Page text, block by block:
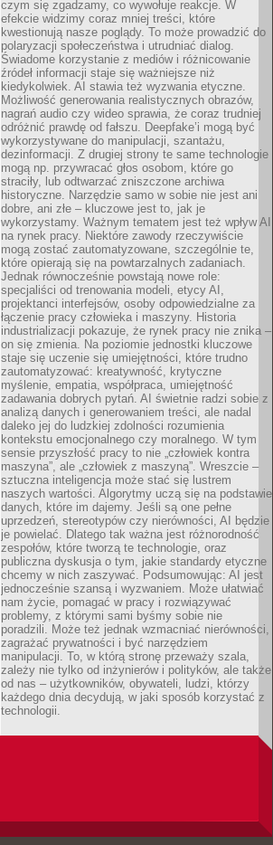
czym się zgadzamy, co wywołuje reakcje. W
efekcie widzimy coraz mniej treści, które
kwestionują nasze poglądy. To może prowadzić do
polaryzacji społeczeństwa i utrudniać dialog.
Świadome korzystanie z mediów i różnicowanie
źródeł informacji staje się ważniejsze niż
kiedykolwiek. AI stawia też wyzwania etyczne.
Możliwość generowania realistycznych obrazów,
nagrań audio czy wideo sprawia, że coraz trudniej
odróżnić prawdę od fałszu. Deepfake’i mogą być
wykorzystywane do manipulacji, szantażu,
dezinformacji. Z drugiej strony te same technologie
mogą np. przywracać głos osobom, które go
straciły, lub odtwarzać zniszczone archiwa
historyczne. Narzędzie samo w sobie nie jest ani
dobre, ani złe – kluczowe jest to, jak je
wykorzystamy. Ważnym tematem jest też wpływ AI
na rynek pracy. Niektóre zawody rzeczywiście
mogą zostać zautomatyzowane, szczególnie te,
które opierają się na powtarzalnych zadaniach.
Jednak równocześnie powstają nowe role:
specjaliści od trenowania modeli, etycy AI,
projektanci interfejsów, osoby odpowiedzialne za
łączenie pracy człowieka i maszyny. Historia
industrializacji pokazuje, że rynek pracy nie znika –
on się zmienia. Na poziomie jednostki kluczowe
staje się uczenie się umiejętności, które trudno
zautomatyzować: kreatywność, krytyczne
myślenie, empatia, współpraca, umiejętność
zadawania dobrych pytań. AI świetnie radzi sobie z
analizą danych i generowaniem treści, ale nadal
daleko jej do ludzkiej zdolności rozumienia
kontekstu emocjonalnego czy moralnego. W tym
sensie przyszłość pracy to nie „człowiek kontra
maszyna”, ale „człowiek z maszyną”. Wreszcie –
sztuczna inteligencja może stać się lustrem
naszych wartości. Algorytmy uczą się na podstawie
danych, które im dajemy. Jeśli są one pełne
uprzedzeń, stereotypów czy nierówności, AI będzie
je powielać. Dlatego tak ważna jest różnorodność
zespołów, które tworzą te technologie, oraz
publiczna dyskusja o tym, jakie standardy etyczne
chcemy w nich zaszywać. Podsumowując: AI jest
jednocześnie szansą i wyzwaniem. Może ułatwiać
nam życie, pomagać w pracy i rozwiązywać
problemy, z którymi sami byśmy sobie nie
poradzili. Może też jednak wzmacniać nierówności,
zagrażać prywatności i być narzędziem
manipulacji. To, w którą stronę przeważy szala,
zależy nie tylko od inżynierów i polityków, ale także
od nas – użytkowników, obywateli, ludzi, którzy
każdego dnia decydują, w jaki sposób korzystać z
technologii.